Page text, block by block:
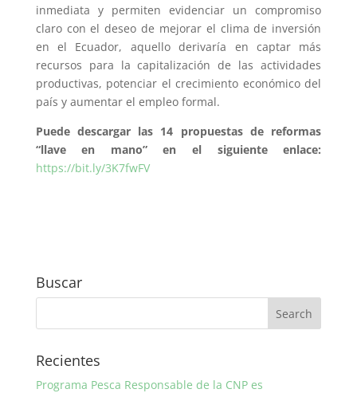
inmediata y permiten evidenciar un compromiso
claro con el deseo de mejorar el clima de inversión
en el Ecuador, aquello derivaría en captar más
recursos para la capitalización de las actividades
productivas, potenciar el crecimiento económico del
país y aumentar el empleo formal.
Puede descargar las 14 propuestas de reformas
“llave en mano” en el siguiente enlace:
https://bit.ly/3K7fwFV
Buscar
Recientes
Programa Pesca Responsable de la CNP es